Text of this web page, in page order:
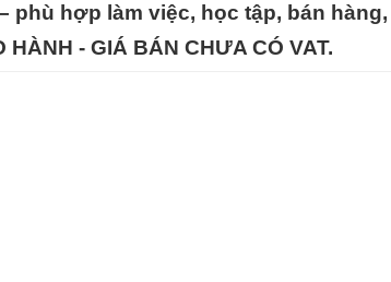
phù hợp làm việc, học tập, bán
- GIÁ BÁN CHƯA CÓ VAT.